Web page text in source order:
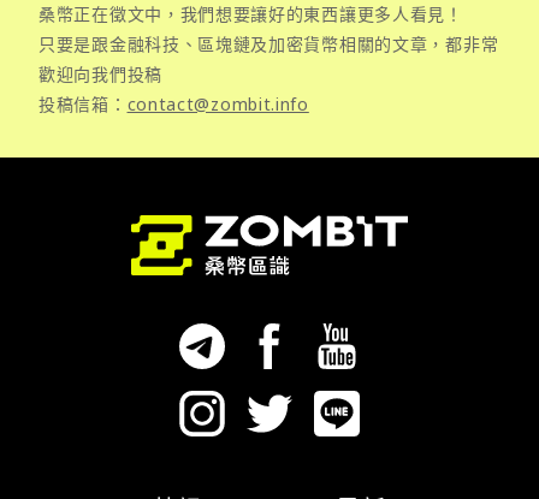
桑幣正在徵文中，我們想要讓好的東西讓更多人看見！
只要是跟金融科技、區塊鏈及加密貨幣相關的文章，都非常
歡迎向我們投稿
投稿信箱： contact@zombit.info